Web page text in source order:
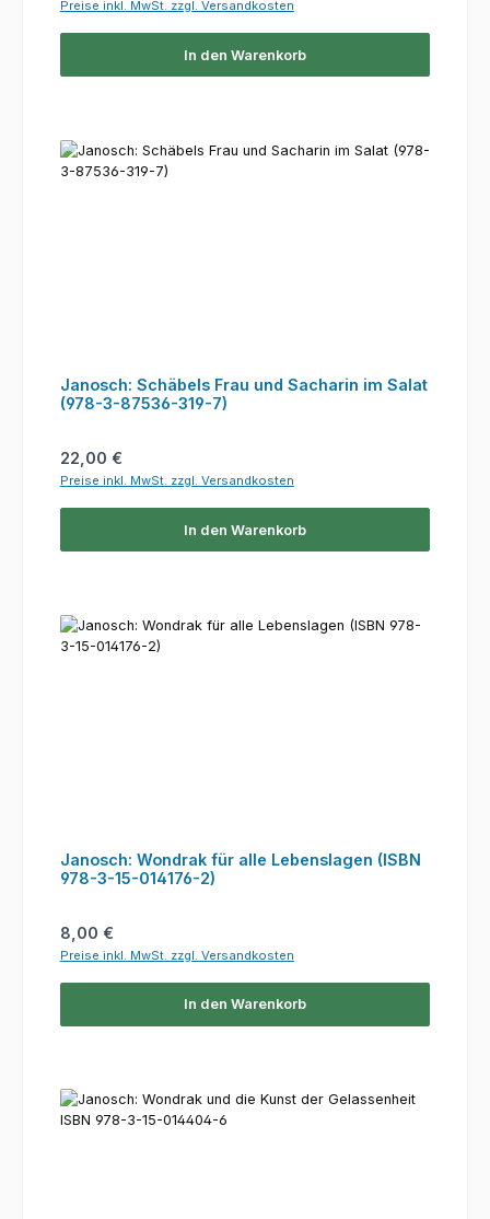
Preise inkl. MwSt. zzgl. Versandkosten
In den Warenkorb
Janosch: Schäbels Frau und Sacharin im Salat
(978-3-87536-319-7)
Regulärer Preis:
22,00 €
Preise inkl. MwSt. zzgl. Versandkosten
In den Warenkorb
Janosch: Wondrak für alle Lebenslagen (ISBN
978-3-15-014176-2)
Regulärer Preis:
8,00 €
Preise inkl. MwSt. zzgl. Versandkosten
In den Warenkorb